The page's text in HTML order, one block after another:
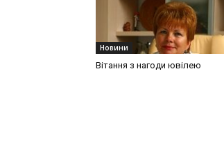
Новини
Вітання з нагоди ювілею